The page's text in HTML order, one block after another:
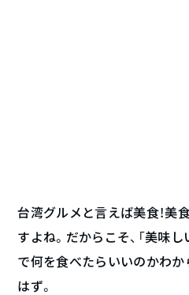
台湾グルメと言えば美食！美
すよね。だからこそ、「美味
で何を食べたらいいのかわか
はず。